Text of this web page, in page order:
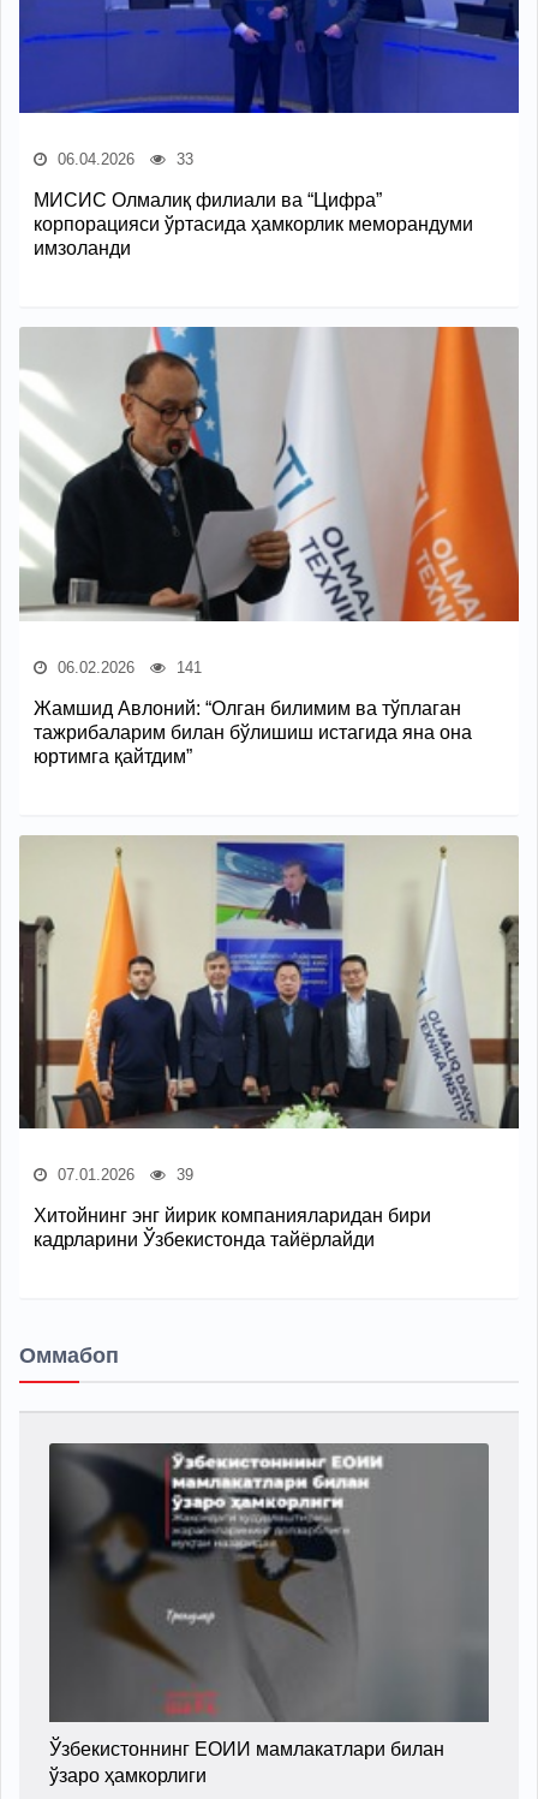
06.04.2026 33
МИСИС Олмалиқ филиали ва “Цифра”
корпорацияси ўртасида ҳамкорлик меморандуми
имзоланди
06.02.2026 141
Жамшид Авлоний: “Олган билимим ва тўплаган
тажрибаларим билан бўлишиш истагида яна она
юртимга қайтдим”
07.01.2026 39
Хитойнинг энг йирик компанияларидан бири
кадрларини Ўзбекистонда тайёрлайди
Оммабоп
Ўзбекистоннинг ЕОИИ мамлакатлари билан
ўзаро ҳамкорлиги